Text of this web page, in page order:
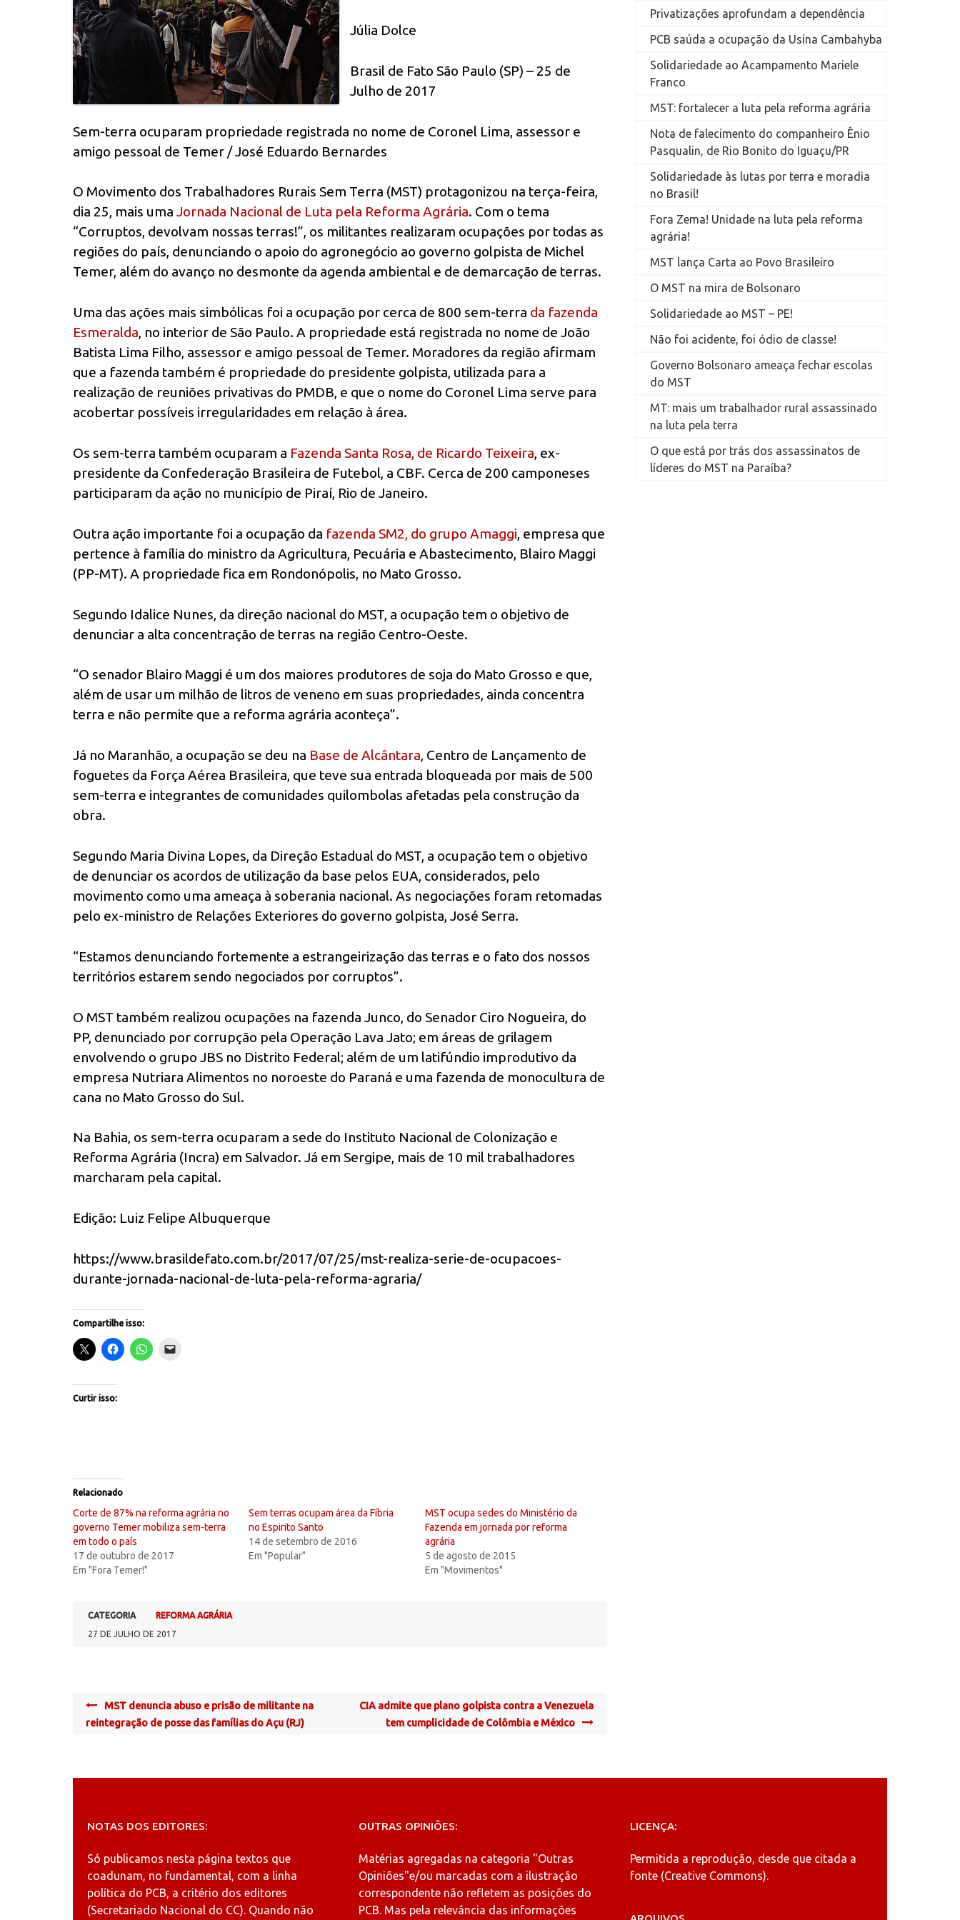
Júlia Dolce
Brasil de Fato São Paulo (SP) – 25 de
Julho de 2017
Sem-terra ocuparam propriedade registrada no nome de Coronel Lima, assessor e
amigo pessoal de Temer / José Eduardo Bernardes
O Movimento dos Trabalhadores Rurais Sem Terra (MST) protagonizou na terça-feira,
dia 25, mais uma Jornada Nacional de Luta pela Reforma Agrária. Com o tema
“Corruptos, devolvam nossas terras!”, os militantes realizaram ocupações por todas as
regiões do país, denunciando o apoio do agronegócio ao governo golpista de Michel
Temer, além do avanço no desmonte da agenda ambiental e de demarcação de terras.
Uma das ações mais simbólicas foi a ocupação por cerca de 800 sem-terra da fazenda
Esmeralda, no interior de São Paulo. A propriedade está registrada no nome de João
Batista Lima Filho, assessor e amigo pessoal de Temer. Moradores da região afirmam
que a fazenda também é propriedade do presidente golpista, utilizada para a
realização de reuniões privativas do PMDB, e que o nome do Coronel Lima serve para
acobertar possíveis irregularidades em relação à área.
Os sem-terra também ocuparam a Fazenda Santa Rosa, de Ricardo Teixeira, ex-
presidente da Confederação Brasileira de Futebol, a CBF. Cerca de 200 camponeses
participaram da ação no município de Piraí, Rio de Janeiro.
Outra ação importante foi a ocupação da fazenda SM2, do grupo Amaggi, empresa que
pertence à família do ministro da Agricultura, Pecuária e Abastecimento, Blairo Maggi
(PP-MT). A propriedade fica em Rondonópolis, no Mato Grosso.
Segundo Idalice Nunes, da direção nacional do MST, a ocupação tem o objetivo de
denunciar a alta concentração de terras na região Centro-Oeste.
“O senador Blairo Maggi é um dos maiores produtores de soja do Mato Grosso e que,
além de usar um milhão de litros de veneno em suas propriedades, ainda concentra
terra e não permite que a reforma agrária aconteça”.
Já no Maranhão, a ocupação se deu na Base de Alcântara, Centro de Lançamento de
foguetes da Força Aérea Brasileira, que teve sua entrada bloqueada por mais de 500
sem-terra e integrantes de comunidades quilombolas afetadas pela construção da
obra.
Segundo Maria Divina Lopes, da Direção Estadual do MST, a ocupação tem o objetivo
de denunciar os acordos de utilização da base pelos EUA, considerados, pelo
movimento como uma ameaça à soberania nacional. As negociações foram retomadas
pelo ex-ministro de Relações Exteriores do governo golpista, José Serra.
“Estamos denunciando fortemente a estrangeirização das terras e o fato dos nossos
territórios estarem sendo negociados por corruptos”.
O MST também realizou ocupações na fazenda Junco, do Senador Ciro Nogueira, do
PP, denunciado por corrupção pela Operação Lava Jato; em áreas de grilagem
envolvendo o grupo JBS no Distrito Federal; além de um latifúndio improdutivo da
empresa Nutriara Alimentos no noroeste do Paraná e uma fazenda de monocultura de
cana no Mato Grosso do Sul.
Na Bahia, os sem-terra ocuparam a sede do Instituto Nacional de Colonização e
Reforma Agrária (Incra) em Salvador. Já em Sergipe, mais de 10 mil trabalhadores
marcharam pela capital.
Edição: Luiz Felipe Albuquerque
https://www.brasildefato.com.br/2017/07/25/mst-realiza-serie-de-ocupacoes-
durante-jornada-nacional-de-luta-pela-reforma-agraria/
Compartilhe isso:
Curtir isso:
Relacionado
Corte de 87% na reforma agrária no
governo Temer mobiliza sem-terra
em todo o país
17 de outubro de 2017
Em "Fora Temer!"
Sem terras ocupam área da Fíbria
no Espirito Santo
14 de setembro de 2016
Em "Popular"
MST ocupa sedes do Ministério da
Fazenda em jornada por reforma
agrária
5 de agosto de 2015
Em "Movimentos"
CATEGORIA
REFORMA AGRÁRIA
27 DE JULHO DE 2017
Post
navigation
MST denuncia abuso e prisão de militante na
reintegração de posse das famílias do Açu (RJ)
CIA admite que plano golpista contra a Venezuela
tem cumplicidade de Colômbia e México
Privatizações aprofundam a dependência
PCB saúda a ocupação da Usina Cambahyba
Solidariedade ao Acampamento Mariele
Franco
MST: fortalecer a luta pela reforma agrária
Nota de falecimento do companheiro Ênio
Pasqualin, de Rio Bonito do Iguaçu/PR
Solidariedade às lutas por terra e moradia
no Brasil!
Fora Zema! Unidade na luta pela reforma
agrária!
MST lança Carta ao Povo Brasileiro
O MST na mira de Bolsonaro
Solidariedade ao MST – PE!
Não foi acidente, foi ódio de classe!
Governo Bolsonaro ameaça fechar escolas
do MST
MT: mais um trabalhador rural assassinado
na luta pela terra
O que está por trás dos assassinatos de
líderes do MST na Paraíba?
NOTAS DOS EDITORES:
Só publicamos nesta página textos que
coadunam, no fundamental, com a linha
política do PCB, a critério dos editores
(Secretariado Nacional do CC). Quando não
OUTRAS OPINIÕES:
Matérias agregadas na categoria "Outras
Opiniões"e/ou marcadas com a ilustração
correspondente não refletem as posições do
PCB. Mas pela relevância das informações
LICENÇA:
Permitida a reprodução, desde que citada a
fonte (Creative Commons).